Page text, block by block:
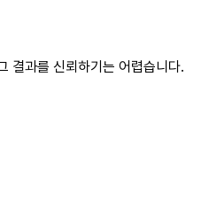
결과를 신뢰하기는 어렵습니다.